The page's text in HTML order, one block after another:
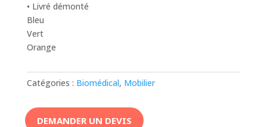
• Livré démonté
Bleu
Vert
Orange
Catégories : Biomédical, Mobilier
DEMANDER UN DEVIS